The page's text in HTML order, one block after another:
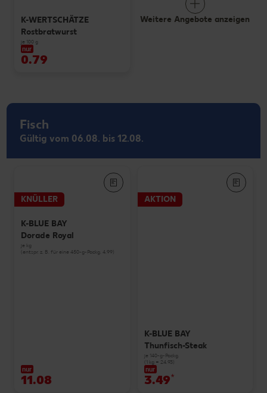
K-WERTSCHÄTZE
Rostbratwurst
je 100 g
nur
0.79
Weitere Angebote anzeigen
Fisch
Gültig vom 06.08. bis 12.08.
KNÜLLER
K-BLUE BAY
Dorade Royal
je kg
(entspr. z. B. für eine 450-g-Packg. 4.99)
nur
11.08
AKTION
K-BLUE BAY
Thunfisch-Steak
je 140-g-Packg.
(1 kg = 24.93)
nur
3.49*